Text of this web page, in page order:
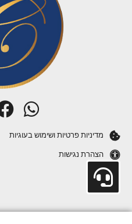
מדיניות פרטיות ושימוש בעוגיות
הצהרת נגישות